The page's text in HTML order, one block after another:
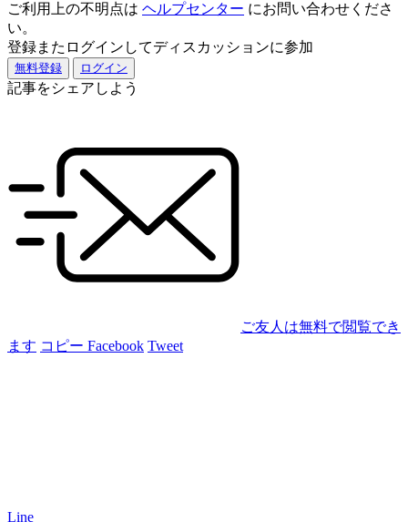
ご利用上の不明点は ヘルプセンター にお問い合わせくださ
い。
登録またログインしてディスカッションに参加
無料登録 ログイン
記事をシェアしよう
ご友人は無料で閲覧でき
ます コピー Facebook Tweet
Line